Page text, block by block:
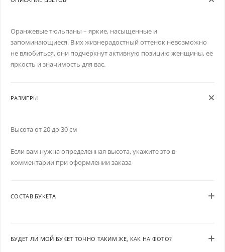
Оранжевые тюльпаны – яркие, насыщенные и
запоминающиеся. В их жизнерадостный оттенок невозможно
не влюбиться, они подчеркнут активную позицию женщины, ее
яркость и значимость для вас.
РАЗМЕРЫ
Высота от 20 до 30 см
Если вам нужна определенная высота, укажите это в
комментарии при оформлении заказа
СОСТАВ БУКЕТА
БУДЕТ ЛИ МОЙ БУКЕТ ТОЧНО ТАКИМ ЖЕ, КАК НА ФОТО?